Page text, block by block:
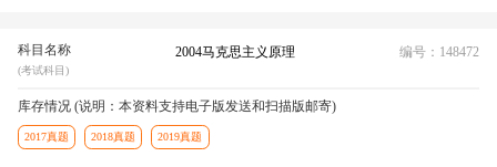
科目名称
(考试科目)
2004马克思主义原理 编号：148472
库存情况 (说明：本资料支持电子版发送和扫描版邮寄)
2017真题 2018真题 2019真题